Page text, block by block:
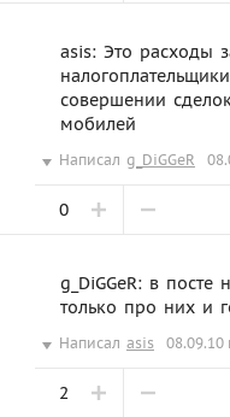
asis: Это расходы
совершении
мобилей
Написал g_DiGGeR
0
g_DiGGeR: в
только про них и
Написал asis 08.09.10
2